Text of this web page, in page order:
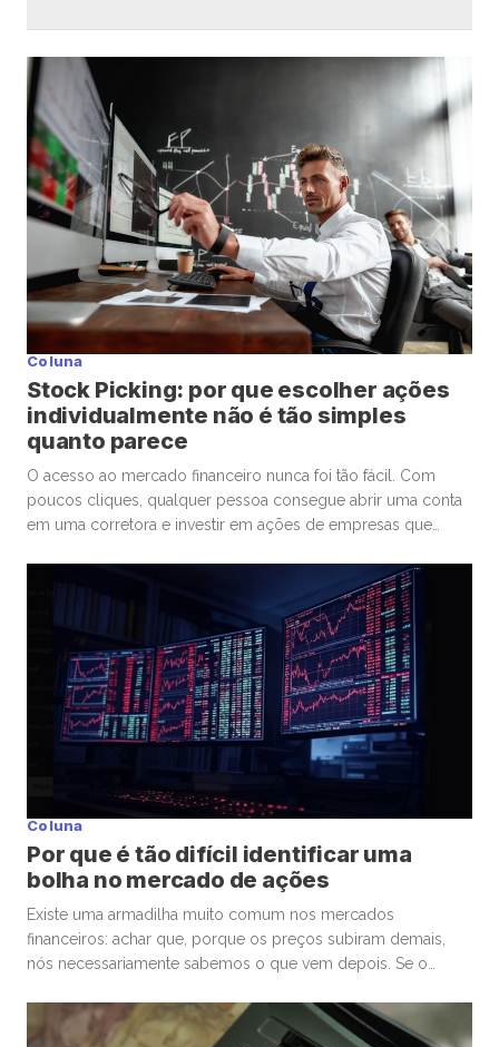
Coluna
Stock Picking: por que escolher ações
individualmente não é tão simples
quanto parece
O acesso ao mercado financeiro nunca foi tão fácil. Com
poucos cliques, qualquer pessoa consegue abrir uma conta
em uma corretora e investir em ações de empresas que
democratizou os investimentos e trouxe milhões de novos
participantes para a bolsa. Mas, junto com essa facilidade,
surgiu um comportamento que […]
Coluna
Por que é tão difícil identificar uma
bolha no mercado de ações
Existe uma armadilha muito comum nos mercados
financeiros: achar que, porque os preços subiram demais,
nós necessariamente sabemos o que vem depois. Se o
talvez ainda mais perigoso seja ter certeza absoluta,
independentemente de ele estar ou não. Nas últimas